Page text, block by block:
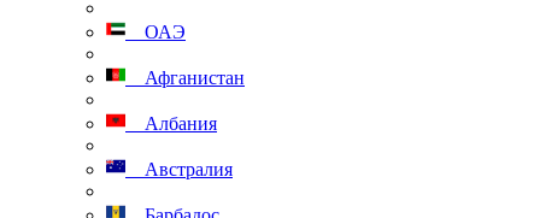
ОАЭ
Афганистан
Албания
Австралия